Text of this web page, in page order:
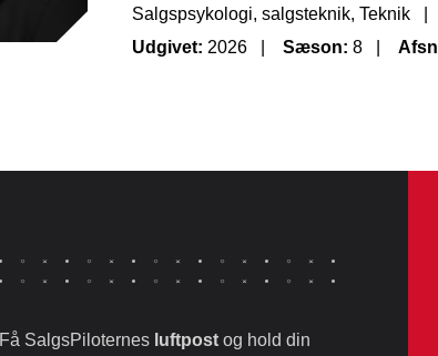
Salgspsykologi, salgsteknik, Teknik
Udgivet: 2026 Sæson: 8
Få SalgsPiloternes luftpost og hold din